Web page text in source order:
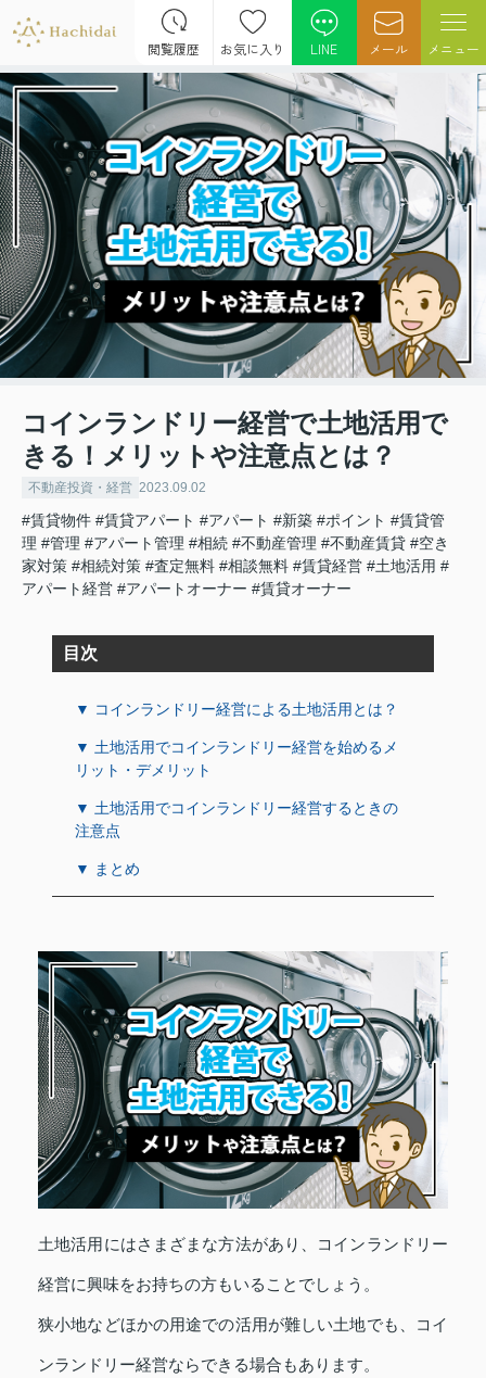
閲覧履歴 お気に入り LINE メール メニュー
コインランドリー経営で土地活用で
きる！メリットや注意点とは？
不動産投資・経営 2023.09.02
#賃貸物件 #賃貸アパート #アパート #新築 #ポイント #賃貸管
理 #管理 #アパート管理 #相続 #不動産管理 #不動産賃貸 #空き
家対策 #相続対策 #査定無料 #相談無料 #賃貸経営 #土地活用 #
アパート経営 #アパートオーナー #賃貸オーナー
目次
▼ コインランドリー経営による土地活用とは？
▼ 土地活用でコインランドリー経営を始めるメ
リット・デメリット
▼ 土地活用でコインランドリー経営するときの
注意点
▼ まとめ
土地活用にはさまざまな方法があり、コインランドリー
経営に興味をお持ちの方もいることでしょう。
狭小地などほかの用途での活用が難しい土地でも、コイ
ンランドリー経営ならできる場合もあります。